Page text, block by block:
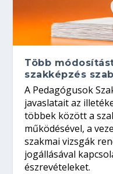
Több
szakképzés
A Pedagógusok
javaslatait az
többek között a
működésével, a
szakmai vizsgák
jogállásával
észrevételeket.